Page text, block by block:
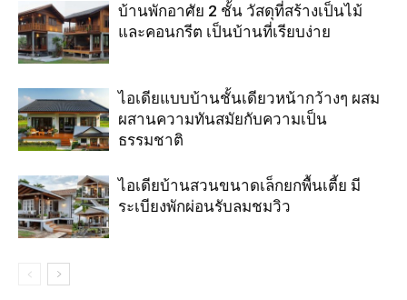
บ้านพักอาศัย 2 ชั้น วัสดุที่สร้างเป็นไม้
และคอนกรีต เป็นบ้านที่เรียบง่าย
ไอเดียแบบบ้านชั้นเดียวหน้ากว้างๆ ผสม
ผสานความทันสมัยกับความเป็น
ธรรมชาติ
ไอเดียบ้านสวนขนาดเล็กยกพื้นเตี้ย มี
ระเบียงพักผ่อนรับลมชมวิว